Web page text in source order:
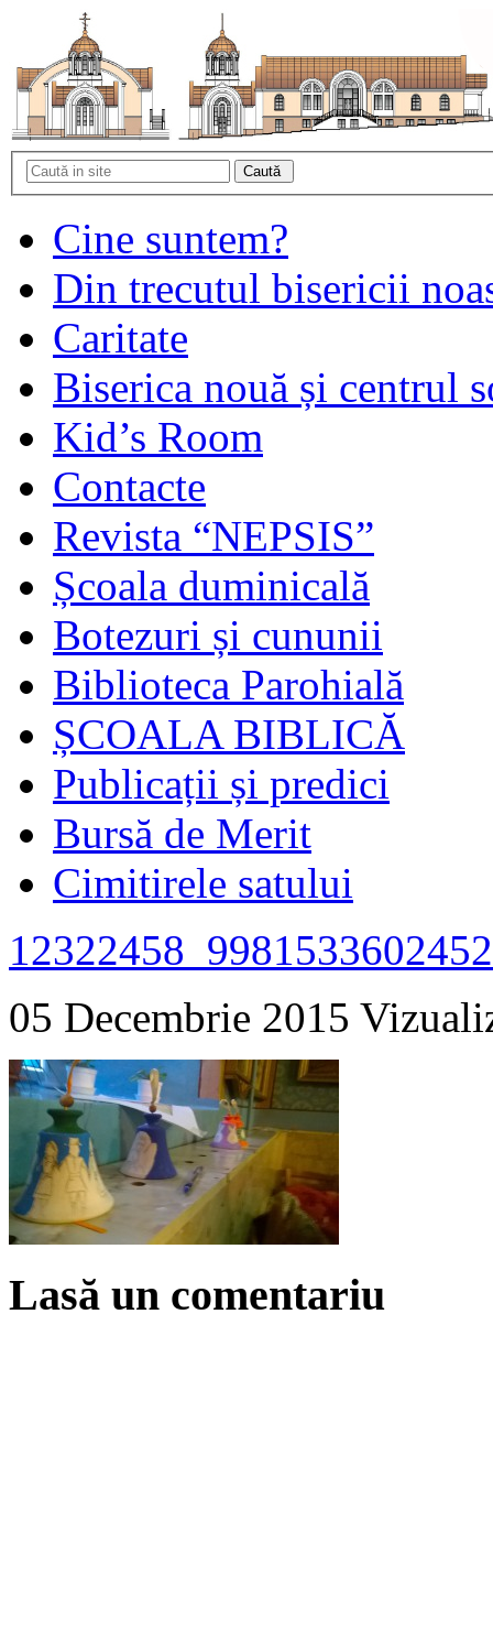
Cine suntem?
Din trecutul bisericii
Caritate
Biserica nouă și centrul
Kid’s Room
Contacte
Revista “NEPSIS”
Școala duminicală
Botezuri și cununii
Biblioteca Parohială
ȘCOALA BIBLICĂ
Publicații și predici
Bursă de Merit
Cimitirele satului
05 Decembrie 2015
Lasă un comentariu